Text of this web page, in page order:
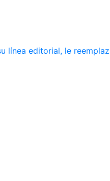
línea editorial, le